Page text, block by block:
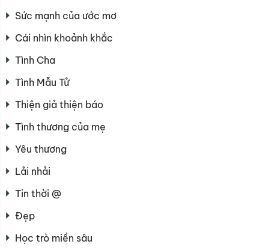
Sức mạnh của ước mơ
Cái nhìn khoảnh khắc
Tình Cha
Tình Mẫu Tử
Thiện giả thiện báo
Tình thương của mẹ
Yêu thương
Lải nhải
Tin thời @
Đẹp
Học trò miền sâu